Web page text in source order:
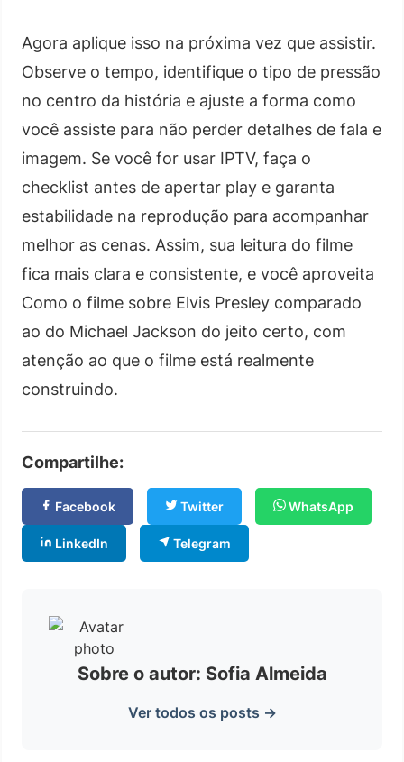
Agora aplique isso na próxima vez que assistir.
Observe o tempo, identifique o tipo de pressão
no centro da história e ajuste a forma como
você assiste para não perder detalhes de fala e
imagem. Se você for usar IPTV, faça o
checklist antes de apertar play e garanta
estabilidade na reprodução para acompanhar
melhor as cenas. Assim, sua leitura do filme
fica mais clara e consistente, e você aproveita
Como o filme sobre Elvis Presley comparado
ao do Michael Jackson do jeito certo, com
atenção ao que o filme está realmente
construindo.
Compartilhe:
Facebook Twitter WhatsApp
LinkedIn Telegram
Sobre o autor: Sofia Almeida
Ver todos os posts →